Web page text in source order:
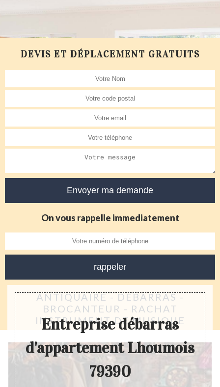
DEVIS ET DÉPLACEMENT GRATUITS
On vous rappelle immediatement
ANTIQUAIRE - DÉBARRAS -
BROCANTEUR - RACHAT
INSTRUMENT DE MUSIQUE
Entreprise débarras
d'appartement Lhoumois
79390